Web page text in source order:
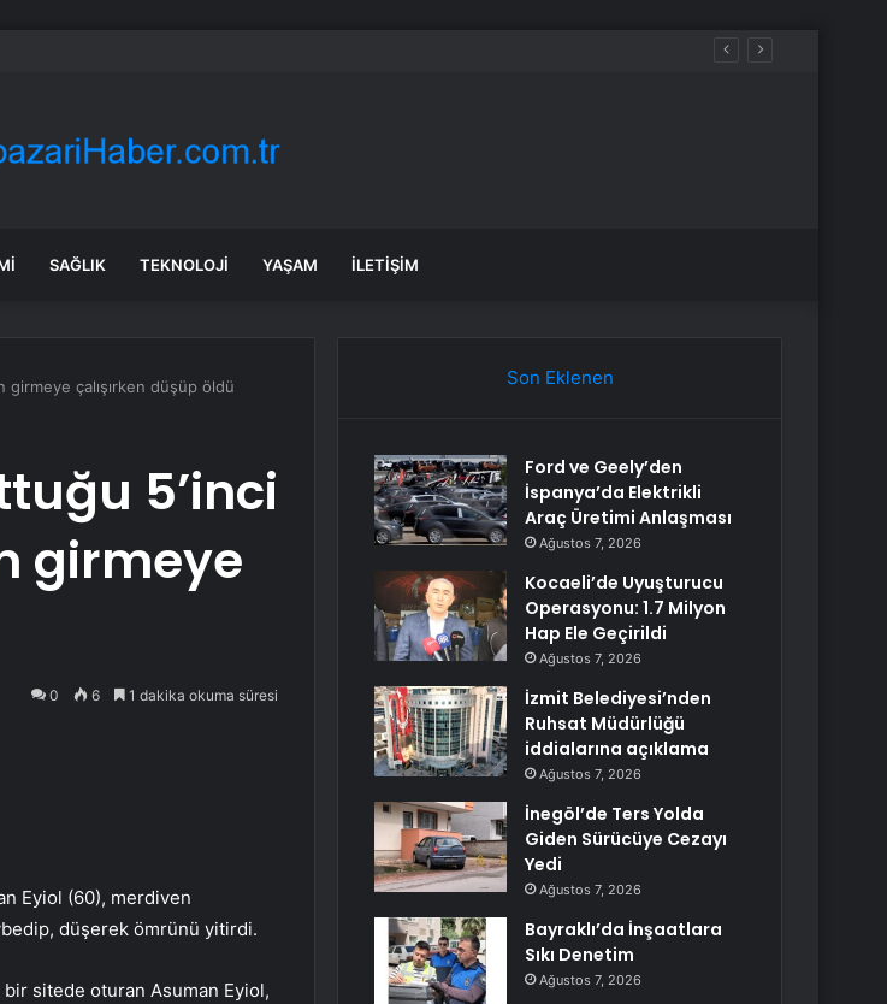
Milyon Hap Ele Geçirildi
SAĞLIK TEKNOLOJI YAŞAM İLETIŞIM
çalışırken düşüp öldü
5’inci
girmeye
0 6 1 dakika okuma süresi
Eyiol (60), merdiven
düşerek ömrünü yitirdi.
bir sitede oturan Asuman Eyiol,
Son Eklenen
Ford ve Geely’den
İspanya’da Elektrikli
Araç Üretimi Anlaşması
Ağustos 7, 2026
Kocaeli’de Uyuşturucu
Operasyonu: 1.7 Milyon
Hap Ele Geçirildi
Ağustos 7, 2026
İzmit Belediyesi’nden
Ruhsat Müdürlüğü
iddialarına açıklama
Ağustos 7, 2026
İnegöl’de Ters Yolda
Giden Sürücüye Cezayı
Yedi
Ağustos 7, 2026
Bayraklı’da İnşaatlara
Sıkı Denetim
Ağustos 7, 2026